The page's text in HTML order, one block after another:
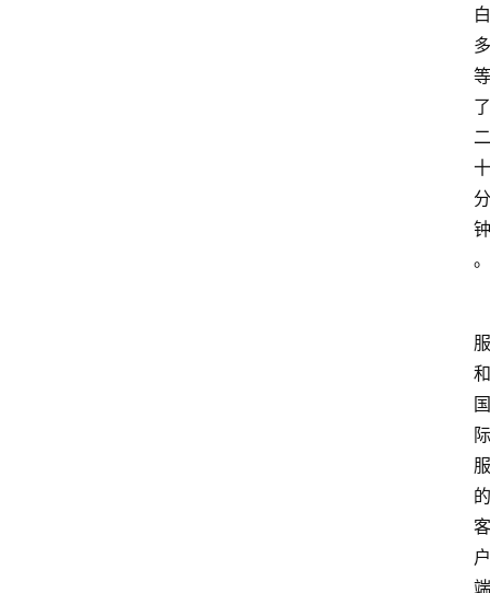
白
多
等
了
二
十
分
钟
。
服
和
国
际
服
的
客
户
端